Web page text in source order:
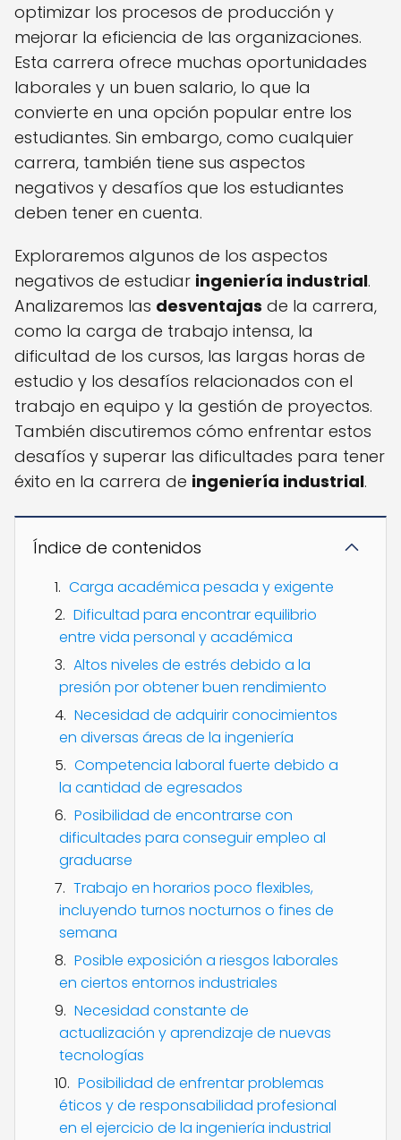
optimizar los procesos de producción y
mejorar la eficiencia de las organizaciones.
Esta carrera ofrece muchas oportunidades
laborales y un buen salario, lo que la
convierte en una opción popular entre los
estudiantes. Sin embargo, como cualquier
carrera, también tiene sus aspectos
negativos y desafíos que los estudiantes
deben tener en cuenta.
Exploraremos algunos de los aspectos
negativos de estudiar ingeniería industrial.
Analizaremos las desventajas de la carrera,
como la carga de trabajo intensa, la
dificultad de los cursos, las largas horas de
estudio y los desafíos relacionados con el
trabajo en equipo y la gestión de proyectos.
También discutiremos cómo enfrentar estos
desafíos y superar las dificultades para tener
éxito en la carrera de ingeniería industrial.
Índice de contenidos
Carga académica pesada y exigente
Dificultad para encontrar equilibrio
entre vida personal y académica
Altos niveles de estrés debido a la
presión por obtener buen rendimiento
Necesidad de adquirir conocimientos
en diversas áreas de la ingeniería
Competencia laboral fuerte debido a
la cantidad de egresados
Posibilidad de encontrarse con
dificultades para conseguir empleo al
graduarse
Trabajo en horarios poco flexibles,
incluyendo turnos nocturnos o fines de
semana
Posible exposición a riesgos laborales
en ciertos entornos industriales
Necesidad constante de
actualización y aprendizaje de nuevas
tecnologías
Posibilidad de enfrentar problemas
éticos y de responsabilidad profesional
en el ejercicio de la ingeniería industrial